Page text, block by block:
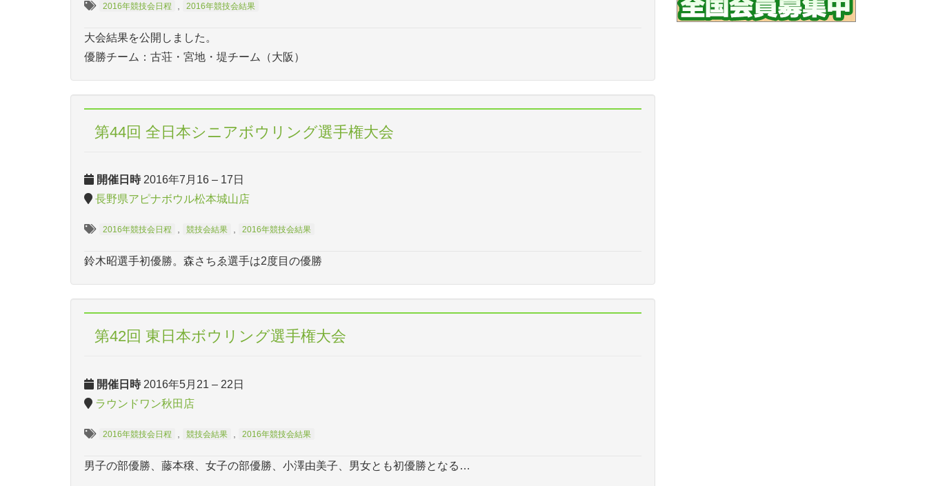
2016年競技会日程 2016年競技会結果
大会結果を公開しました。
優勝チーム：古荘・宮地・堤チーム（大阪）
第44回 全日本シニアボウリング選手権大会
開催日時 2016年7月16 – 17日
長野県アピナボウル松本城山店
2016年競技会日程 競技会結果 2016年競技会結果
鈴木昭選手初優勝。森さちゑ選手は2度目の優勝
第42回 東日本ボウリング選手権大会
開催日時 2016年5月21 – 22日
ラウンドワン秋田店
2016年競技会日程 競技会結果 2016年競技会結果
男子の部優勝、藤本穣、女子の部優勝、小澤由美子、男女とも初優勝となる…